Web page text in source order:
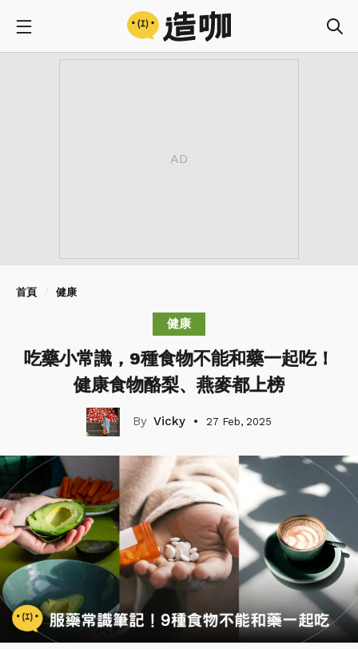
首頁 健康
健康
吃藥小常識，9種食物不能和藥一起吃！
健康食物酪梨、燕麥都上榜
Vicky 27 Feb, 2025